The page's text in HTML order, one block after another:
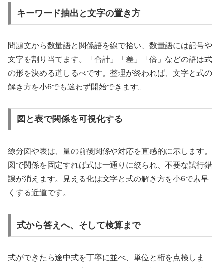
キーワード抽出と文字の置き方
問題文から数量語と関係語を線で拾い、数量語には記号や
文字を割り当てます。「合計」「差」「倍」などの語は式
の形を決める道しるべです。整理が終われば、文字と式の
解き方を小6でも迷わず開始できます。
図と表で関係を可視化する
線分図や表は、量の前後関係や対応を直感的に示します。
図で関係を固定すれば式は一通りに絞られ、不要な試行錯
誤が消えます。見える化は文字と式の解き方を小6で素早
くする近道です。
式から答えへ、そして検算まで
式ができたら途中式を丁寧に並べ、単位と桁を点検しま